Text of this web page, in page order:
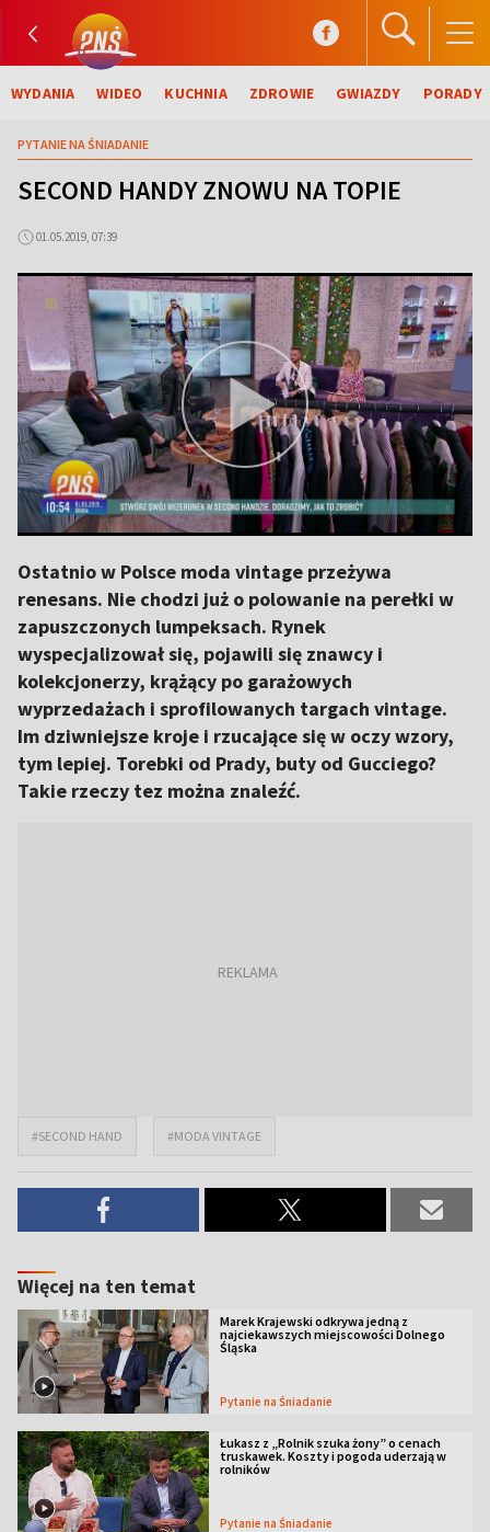
WYDANIA WIDEO KUCHNIA ZDROWIE GWIAZDY PORADY
PYTANIE NA ŚNIADANIE
SECOND HANDY ZNOWU NA TOPIE
01.05.2019, 07:39
Ostatnio w Polsce moda vintage przeżywa
renesans. Nie chodzi już o polowanie na perełki w
zapuszczonych lumpeksach. Rynek
wyspecjalizował się, pojawili się znawcy i
kolekcjonerzy, krążący po garażowych
wyprzedażach i sprofilowanych targach vintage.
Im dziwniejsze kroje i rzucające się w oczy wzory,
tym lepiej. Torebki od Prady, buty od Gucciego?
Takie rzeczy tez można znaleźć.
#SECOND HAND #MODA VINTAGE
Więcej na ten temat
Marek Krajewski odkrywa jedną z
najciekawszych miejscowości Dolnego
Śląska
Pytanie na Śniadanie
Łukasz z „Rolnik szuka żony” o cenach
truskawek. Koszty i pogoda uderzają w
rolników
Pytanie na Śniadanie